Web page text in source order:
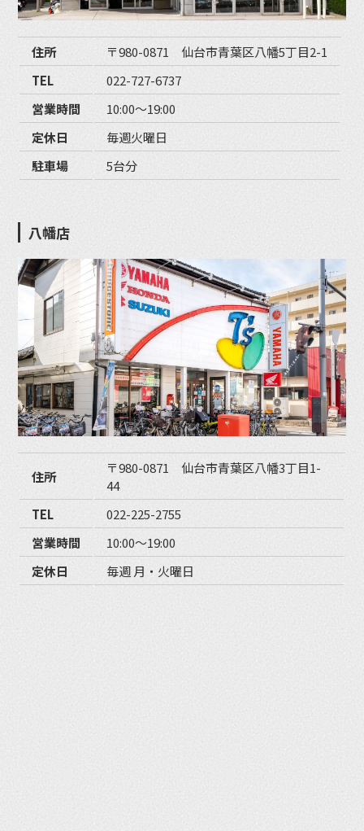
住所
〒980-0871 仙台市青葉区八幡5丁目2-1
TEL
022-727-6737
営業時間
10:00〜19:00
定休日
毎週火曜日
駐車場
5台分
八幡店
住所
〒980-0871 仙台市青葉区八幡3丁目1-
44
TEL
022-225-2755
営業時間
10:00〜19:00
定休日
毎週 月・火曜日